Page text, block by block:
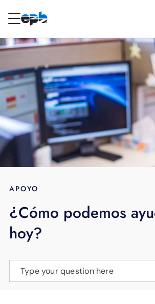
RESIDENCIAL
Internet
Energía
Televisión
BLOG
APOYO
principal
APOYO
¿Cómo podemos
hoy?
Type your question here